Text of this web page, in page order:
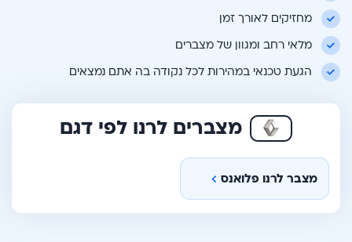
מחזיקים לאורך זמן
מלאי רחב ומגוון של מצברים
הגעת טכנאי במהירות לכל נקודה בה אתם נמצאים
מצברים לרנו לפי דגם
מצבר לרנו פלואנס